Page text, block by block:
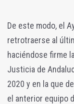
De este modo, el
retrotraerse al
haciéndose firme
Justicia de
2020 y en la que
el anterior equipo